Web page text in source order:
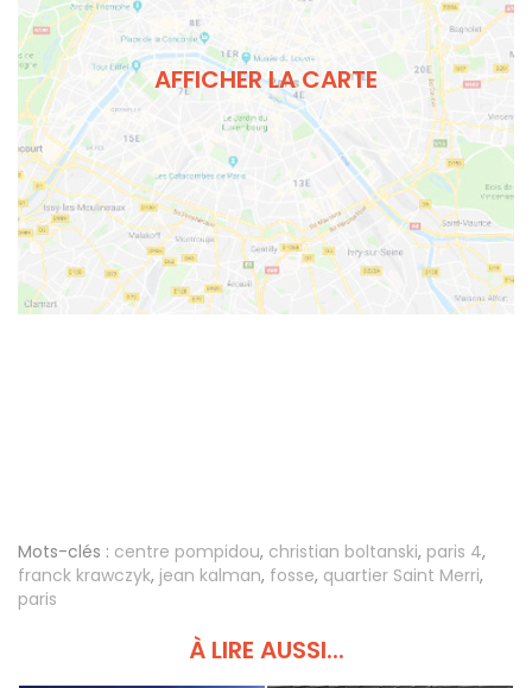
AFFICHER LA CARTE
Mots-clés : centre pompidou, christian boltanski, paris 4,
franck krawczyk, jean kalman, fosse, quartier Saint Merri,
paris
À LIRE AUSSI...